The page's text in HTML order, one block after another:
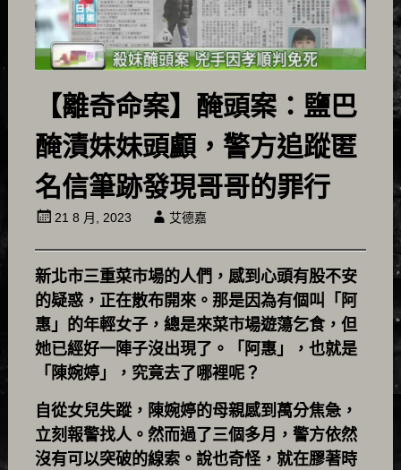
【離奇命案】醃頭案：鹽巴
醃漬妹妹頭顱，警方追蹤匿
名信筆跡發現哥哥的罪行
21 8 月, 2023 艾德嘉
新北市三重菜市場的人們，感到心頭有股不安
的疑惑，正在散布開來。那是因為有個叫「阿
惠」的年輕女子，總是來菜市場遊蕩乞食，但
她已經好一陣子沒出現了。「阿惠」，也就是
「陳婉婷」，究竟去了哪裡呢？
自從女兒失蹤，陳婉婷的母親感到萬分焦急，
立刻報警找人。然而過了三個多月，警方依然
沒有可以突破的線索。說也奇怪，就在膠著時